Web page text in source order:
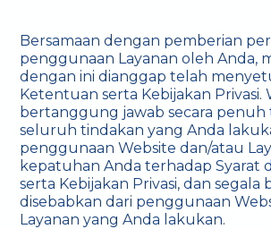
Bersamaan dengan pemberian
penggunaan Layanan oleh Anda,
dengan ini dianggap telah
Ketentuan serta Kebijakan Privasi.
bertanggung jawab secara penuh
seluruh tindakan yang Anda
penggunaan Website dan/atau
kepatuhan Anda terhadap Syarat
serta Kebijakan Privasi, dan segala
disebabkan dari penggunaan
Layanan yang Anda lakukan.